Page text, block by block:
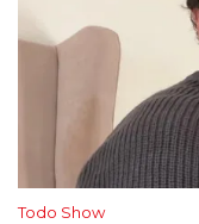
Todo Show